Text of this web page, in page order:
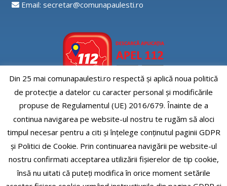
Email: secretar@comunapaulesti.ro
Aplicatia APEL112
Comuna Paulesti, judet Prahova
Din 25 mai comunapaulesti.ro respectă și aplică noua politică
de protecție a datelor cu caracter personal și modificările
propuse de Regulamentul (UE) 2016/679. Înainte de a
continua navigarea pe website-ul nostru te rugăm să aloci
timpul necesar pentru a citi și înțelege conținutul paginii GDPR
și Politici de Cookie. Prin continuarea navigării pe website-ul
nostru confirmati acceptarea utilizării fişierelor de tip cookie,
însă nu uitati că puteți modifica în orice moment setările